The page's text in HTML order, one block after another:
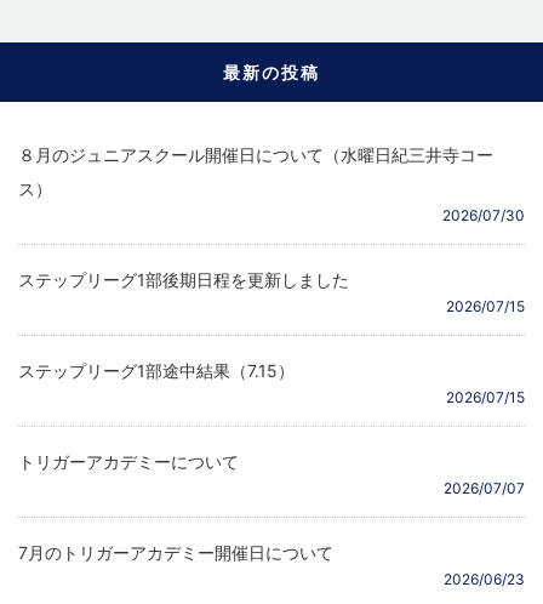
最新の投稿
８月のジュニアスクール開催日について（水曜日紀三井寺コー
ス）
2026/07/30
ステップリーグ1部後期日程を更新しました
2026/07/15
ステップリーグ1部途中結果（7.15）
2026/07/15
トリガーアカデミーについて
2026/07/07
7月のトリガーアカデミー開催日について
2026/06/23